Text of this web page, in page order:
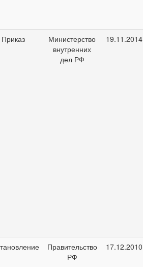
Приказ
Министерство
внутренних
дел РФ
19.11.2014
Правительство
РФ
17.12.2010